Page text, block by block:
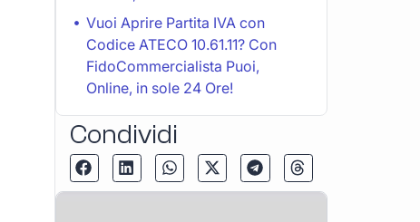
Vuoi Aprire Partita IVA con
Codice ATECO 10.61.11? Con
FidoCommercialista Puoi,
Online, in sole 24 Ore!
Condividi